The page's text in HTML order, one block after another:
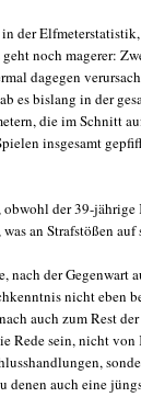
der
noch magerer:
dagegen
es bislang in der
die im Schnitt
insgesamt
der 39-
an Strafstößen
nach der Gegenwart
nicht eben
auch zum Rest
Rede sein, nicht
denen auch eine